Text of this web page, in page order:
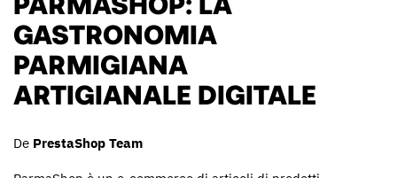
GASTRONOMIA
PARMIGIANA
ARTIGIANALE DIGITALE
De PrestaShop Team